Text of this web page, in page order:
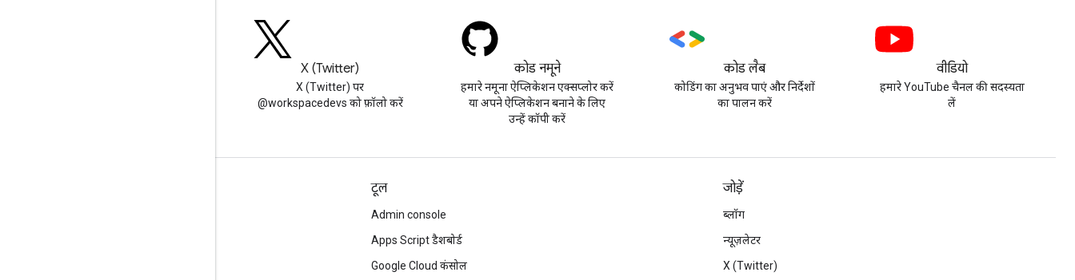
X (Twitter)
X (Twitter) पर
@workspacedevs को फ़ॉलो करें
कोड नमूने
हमारे नमूना ऐप्लिकेशन एक्सप्लोर करें
या अपने ऐप्लिकेशन बनाने के लिए
उन्हें कॉपी करें
कोड लैब
कोडिंग का अनुभव पाएं और निर्देशों
का पालन करें
वीडियो
हमारे YouTube चैनल की सदस्यता
लें
टूल
Admin console
Apps Script डैशबोर्ड
Google Cloud कंसोल
जोड़ें
ब्लॉग
न्यूज़लेटर
X (Twitter)